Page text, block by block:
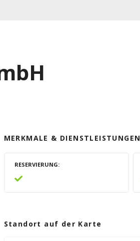
MERKMALE & DIENSTLEISTUNGEN
RESERVIERUNG
Standort auf der Karte